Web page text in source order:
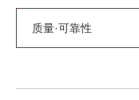
质量·可靠性